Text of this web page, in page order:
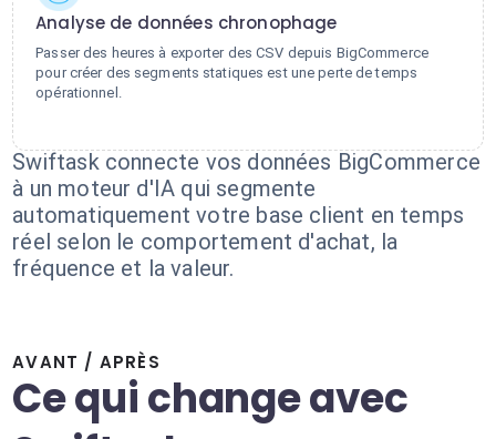
Analyse de données chronophage
Passer des heures à exporter des CSV depuis BigCommerce
pour créer des segments statiques est une perte de temps
opérationnel.
Swiftask connecte vos données BigCommerce
à un moteur d'IA qui segmente
automatiquement votre base client en temps
réel selon le comportement d'achat, la
fréquence et la valeur.
AVANT / APRÈS
Ce qui change avec